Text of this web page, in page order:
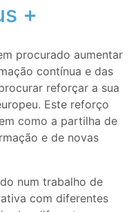
+
procurado aumentar
contínua e das
reforçar a sua
Este reforço
como a partilha de
e de novas
num trabalho de
com diferentes